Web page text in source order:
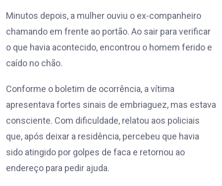
Minutos depois, a mulher ouviu o ex-companheiro
chamando em frente ao portão. Ao sair para verificar
o que havia acontecido, encontrou o homem ferido e
caído no chão.
Conforme o boletim de ocorrência, a vítima
apresentava fortes sinais de embriaguez, mas estava
consciente. Com dificuldade, relatou aos policiais
que, após deixar a residência, percebeu que havia
sido atingido por golpes de faca e retornou ao
endereço para pedir ajuda.